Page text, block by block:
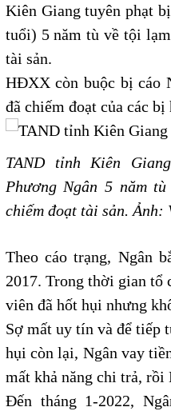
Kiên Giang tuyên phạt
tuổi) 5 năm tù về tội
tài sản.
HĐXX còn buộc bị cáo
đã chiếm đoạt của các bị
TAND tỉnh Kiên
Phương Ngân 5 năm
chiếm đoạt tài sản. Ảnh:
Theo cáo trạng, Ngân
2017. Trong thời gian tổ
viên đã hốt hụi nhưng
Sợ mất uy tín và để tiếp
hụi còn lại, Ngân vay
mất khả năng chi trả, rồi
Đến tháng 1-2022,